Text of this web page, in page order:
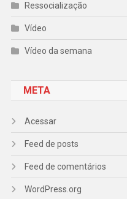
Ressocialização
Vídeo
Vídeo da semana
META
Acessar
Feed de posts
Feed de comentários
WordPress.org